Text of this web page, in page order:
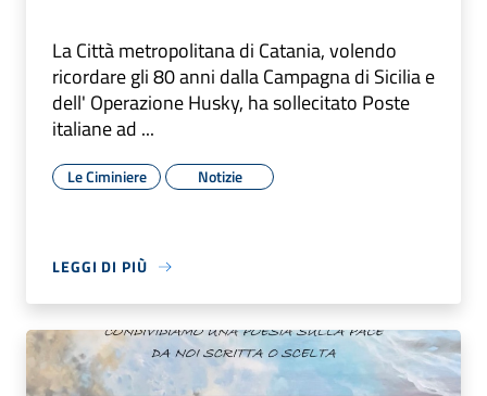
La Città metropolitana di Catania, volendo
ricordare gli 80 anni dalla Campagna di Sicilia e
dell' Operazione Husky, ha sollecitato Poste
italiane ad ...
Le Ciminiere Notizie
LEGGI DI PIÙ